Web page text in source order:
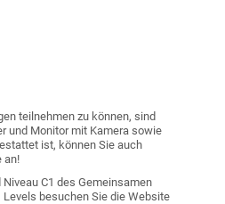
teilnehmen zu können, sind
und Monitor mit Kamera sowie
ist, können Sie auch
an!
C1 des Gemeinsamen
besuchen Sie die Website